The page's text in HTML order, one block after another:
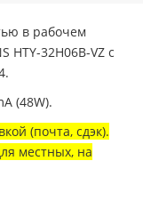
в рабочем
HTY-32H06B-VZ с
(48W).
(почта, сдэк).
местных, на